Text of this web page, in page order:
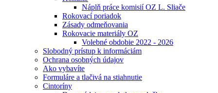
Náplň práce komisií OZ L. Sliače
Rokovací poriadok
Zásady odmeňovania
Rokovacie materiály OZ
Volebné obdobie 2022 - 2026
Slobodný prístup k informáciám
Ochrana osobných údajov
Ako vybavíte
Formuláre a tlačivá na stiahnutie
Cintoríny